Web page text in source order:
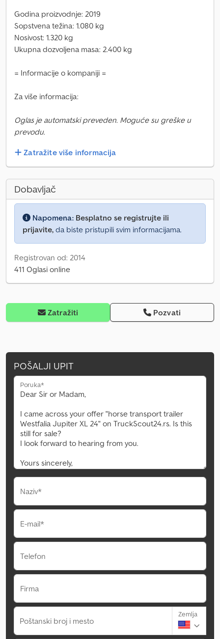
Godina proizvodnje: 2019
Sopstvena težina: 1.080 kg
Nosivost: 1.320 kg
Ukupna dozvoljena masa: 2.400 kg
= Informacije o kompaniji =
Za više informacija:
Oglas je automatski preveden. Moguće su greške u
prevodu.
Zatražite više informacija
Dobavljač
Napomena: Besplatno se registrujte ili
prijavite, da biste pristupili svim informacijama.
Registrovan od: 2014
411 Oglasi online
Zatražiti Pozvati
POŠALJI UPIT
Poruka*
Naziv*
E-mail*
Telefon
Firma
Poštanski broj i mesto
Zemlja